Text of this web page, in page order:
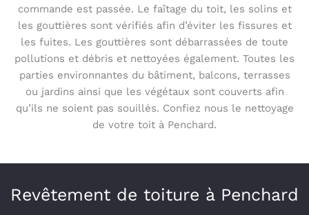
commande est passée. Le faîtage du toit, les solins et
les gouttières sont vérifiés afin d’éviter les fissures et
les fuites. Les gouttières sont débarrassées de toute
pollutions et débris et nettoyées également. Toutes les
parties environnantes du bâtiment, balcons, terrasses
ou jardins ainsi que les végétaux sont couverts afin
qu’ils ne soient pas souillés. Confiez nous le nettoyage
de votre toit à Penchard.
Revêtement de toiture à Penchard